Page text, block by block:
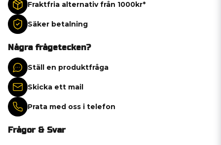
Fraktfria alternativ från 1000kr*
Säker betalning
Några frågetecken?
Ställ en produktfråga
Skicka ett mail
Prata med oss i telefon
Frågor & Svar